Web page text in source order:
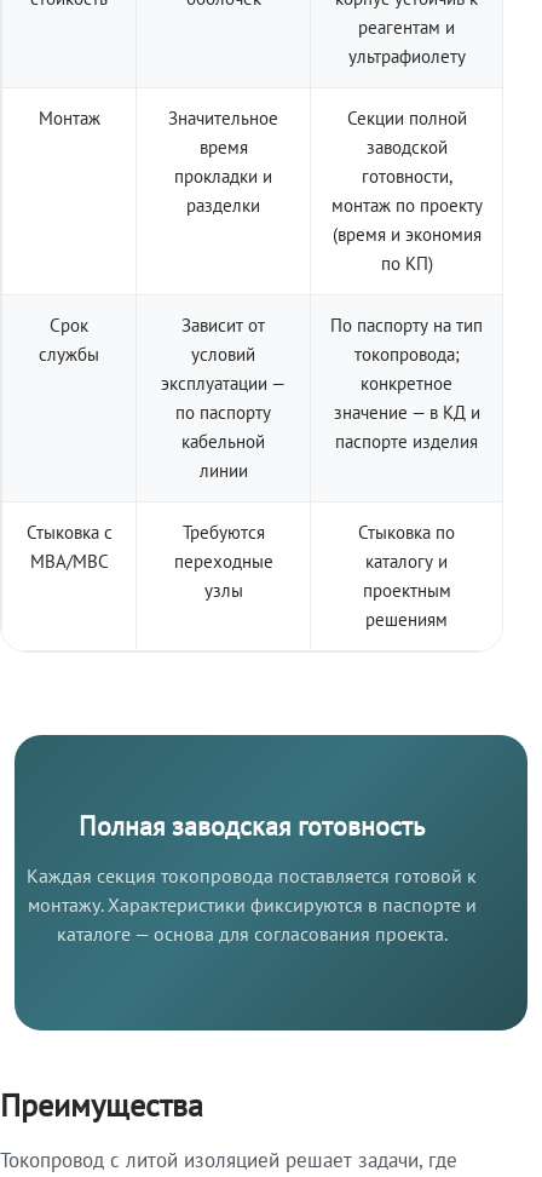
реагентам и
ультрафиолету
Монтаж
Значительное
время
прокладки и
разделки
Секции полной
заводской
готовности,
монтаж по проекту
(время и экономия
по КП)
Срок
службы
Зависит от
условий
эксплуатации —
по паспорту
кабельной
линии
По паспорту на тип
токопровода;
конкретное
значение — в КД и
паспорте изделия
Стыковка с
МВА/МВС
Требуются
переходные
узлы
Стыковка по
каталогу и
проектным
решениям
Полная заводская готовность
Каждая секция токопровода поставляется готовой к
монтажу. Характеристики фиксируются в паспорте и
каталоге — основа для согласования проекта.
Преимущества
Токопровод с литой изоляцией решает задачи, где